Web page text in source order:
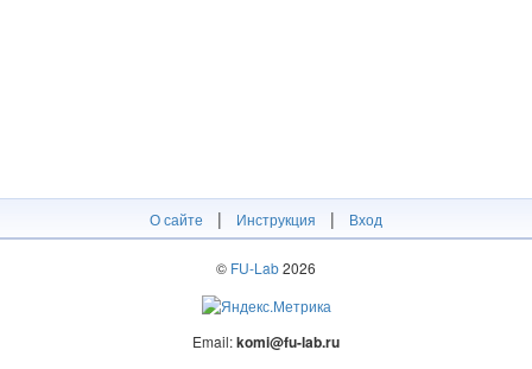
О сайте | Инструкция | Вход
© FU-Lab2026
Email:komi@fu-lab.ru